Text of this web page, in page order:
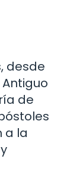
desde
de
a la